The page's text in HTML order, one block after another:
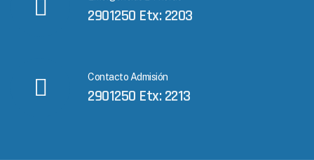
2901250 Etx: 2203
Contacto Admisión
2901250 Etx: 2213